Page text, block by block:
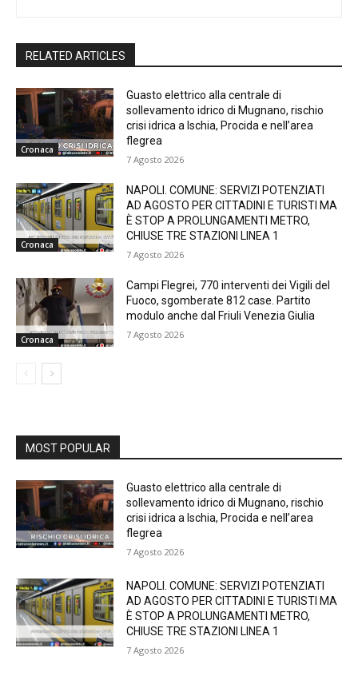
RELATED ARTICLES
Cronaca
Guasto elettrico alla centrale di
sollevamento idrico di Mugnano, rischio
crisi idrica a Ischia, Procida e nell’area
flegrea
7 Agosto 2026
Cronaca
NAPOLI. COMUNE: SERVIZI POTENZIATI
AD AGOSTO PER CITTADINI E TURISTI MA
È STOP A PROLUNGAMENTI METRO,
CHIUSE TRE STAZIONI LINEA 1
7 Agosto 2026
Cronaca
Campi Flegrei, 770 interventi dei Vigili del
Fuoco, sgomberate 812 case. Partito
modulo anche dal Friuli Venezia Giulia
7 Agosto 2026
MOST POPULAR
Guasto elettrico alla centrale di
sollevamento idrico di Mugnano, rischio
crisi idrica a Ischia, Procida e nell’area
flegrea
7 Agosto 2026
NAPOLI. COMUNE: SERVIZI POTENZIATI
AD AGOSTO PER CITTADINI E TURISTI MA
È STOP A PROLUNGAMENTI METRO,
CHIUSE TRE STAZIONI LINEA 1
7 Agosto 2026